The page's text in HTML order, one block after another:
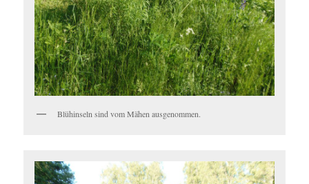
Blühinseln sind vom Mähen ausgenommen.